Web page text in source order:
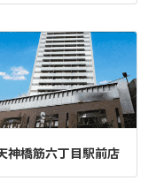
神橋筋六丁目駅前店